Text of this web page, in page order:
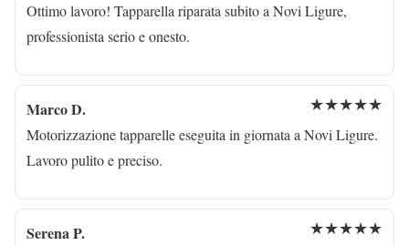
Ottimo lavoro! Tapparella riparata subito a Novi Ligure,
professionista serio e onesto.
Marco D. ★★★★★
Motorizzazione tapparelle eseguita in giornata a Novi Ligure.
Lavoro pulito e preciso.
Serena P. ★★★★★